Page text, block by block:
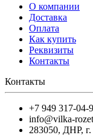
О компании
Доставка
Оплата
Как купить
Реквизиты
Контакты
Контакты
+7 949 317-04-
info@vilka-
283050, ДНР,